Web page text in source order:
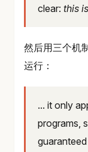
clear: this
然后用三个机
运行：
... it only
programs,